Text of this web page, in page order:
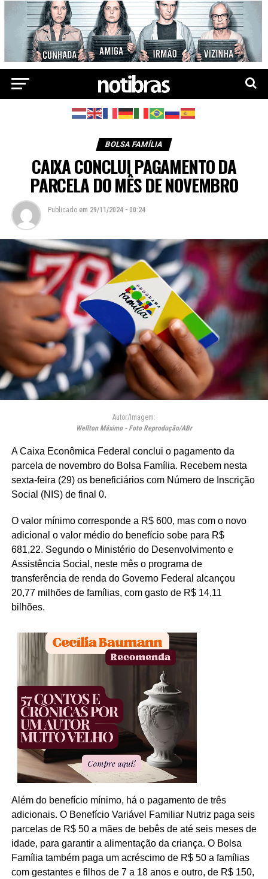
BOLSA FAMÍLIA
CAIXA CONCLUI PAGAMENTO DA
PARCELA DO MÊS DE NOVEMBRO
Publicado em 29/11/2024 - 00:24
Autor/Imagem:
Wellton Máximo - Foto Reprodução/ABr
A Caixa Econômica Federal conclui o pagamento da
parcela de novembro do Bolsa Família. Recebem nesta
sexta-feira (29) os beneficiários com Número de Inscrição
Social (NIS) de final 0.
O valor mínimo corresponde a R$ 600, mas com o novo
adicional o valor médio do benefício sobe para R$
681,22. Segundo o Ministério do Desenvolvimento e
Assistência Social, neste mês o programa de
transferência de renda do Governo Federal alcançou
20,77 milhões de famílias, com gasto de R$ 14,11
bilhões.
Além do benefício mínimo, há o pagamento de três
adicionais. O Benefício Variável Familiar Nutriz paga seis
parcelas de R$ 50 a mães de bebês de até seis meses de
idade, para garantir a alimentação da criança. O Bolsa
Família também paga um acréscimo de R$ 50 a famílias
com gestantes e filhos de 7 a 18 anos e outro, de R$ 150,